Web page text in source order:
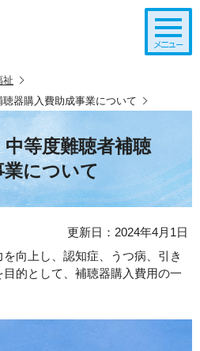
祉
器購入費助成事業について
等度難聴者補聴
業について
更新日：2024年4月1日
向上し、認知症、うつ病、引き
的として、補聴器購入費用の一